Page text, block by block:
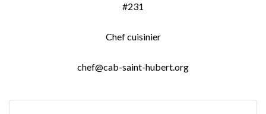
#231
Chef cuisinier
chef@cab-saint-hubert.org